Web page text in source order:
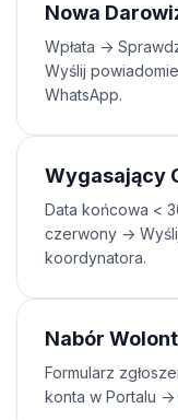
Nowa
Wpłata ->
Wyślij
WhatsApp.
Wygasający
Data końcowa <
czerwony ->
koordynatora.
Nabór
Formularz
konta w Portalu -